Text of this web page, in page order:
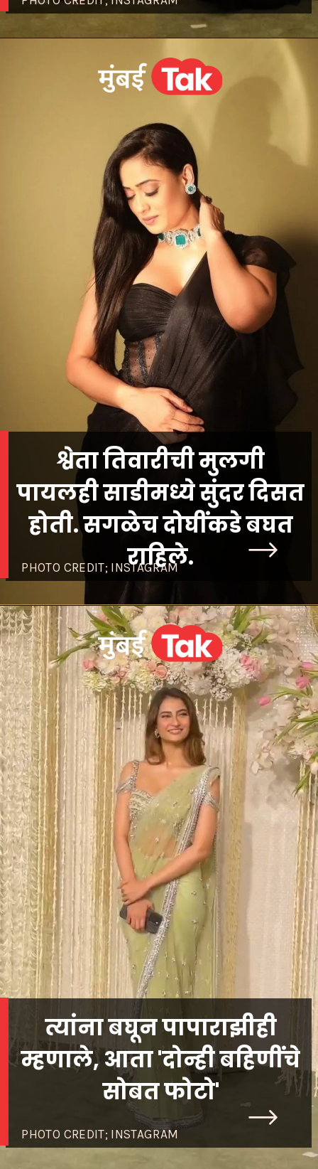
PHOTO CREDIT; INSTAGRAM
श्वेता तिवारीची मुलगी
पायलही साडीमध्ये सुंदर दिसत
होती. सगळेच दोघींकडे बघत
राहिले.
PHOTO CREDIT; INSTAGRAM
त्यांना बघून पापाराझीही
म्हणाले, आता 'दोन्ही बहिणींचे
सोबत फोटो'